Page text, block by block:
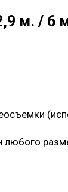
м. / 6
любого